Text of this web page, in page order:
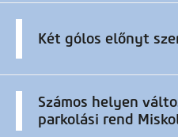
Két gólos előnyt
Számos helyen
parkolási rend